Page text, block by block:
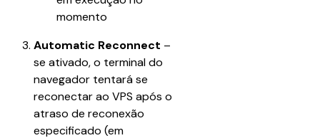
momento
Automatic Reconnect –
se ativado, o terminal do
navegador tentará se
reconectar ao VPS após o
atraso de reconexão
especificado (em